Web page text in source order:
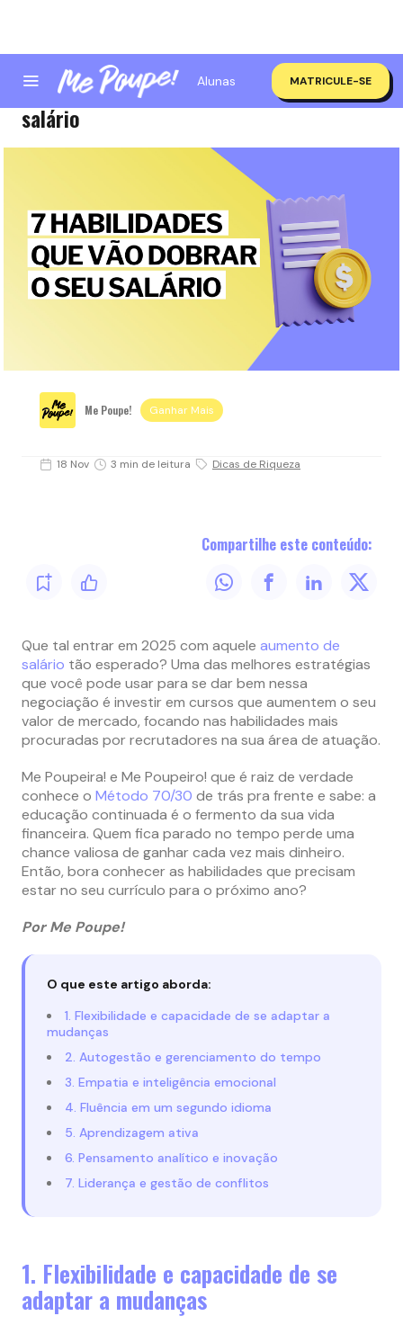
Alunas MATRICULE-SE
7 habilidades que vão dobrar o seu
salário
Me Poupe! Ganhar Mais
18 Nov 3 min de leitura Dicas de Riqueza
Compartilhe este conteúdo:
Que tal entrar em 2025 com aquele aumento de
salário tão esperado? Uma das melhores estratégias
que você pode usar para se dar bem nessa
negociação é investir em cursos que aumentem o seu
valor de mercado, focando nas habilidades mais
procuradas por recrutadores na sua área de atuação.
Me Poupeira! e Me Poupeiro! que é raiz de verdade
conhece o Método 70/30 de trás pra frente e sabe: a
educação continuada é o fermento da sua vida
financeira. Quem fica parado no tempo perde uma
chance valiosa de ganhar cada vez mais dinheiro.
Então, bora conhecer as habilidades que precisam
estar no seu currículo para o próximo ano?
Por Me Poupe!
O que este artigo aborda:
1. Flexibilidade e capacidade de se adaptar a
mudanças
2. Autogestão e gerenciamento do tempo
3. Empatia e inteligência emocional
4. Fluência em um segundo idioma
5. Aprendizagem ativa
6. Pensamento analítico e inovação
7. Liderança e gestão de conflitos
1. Flexibilidade e capacidade de se
adaptar a mudanças